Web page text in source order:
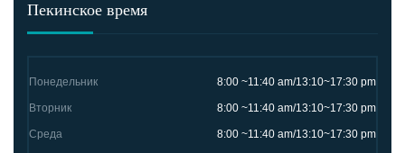
Пекинское время
Понедельник 8:00 ~11:40 am/13:10~17:30 pm
Вторник 8:00 ~11:40 am/13:10~17:30 pm
Среда 8:00 ~11:40 am/13:10~17:30 pm